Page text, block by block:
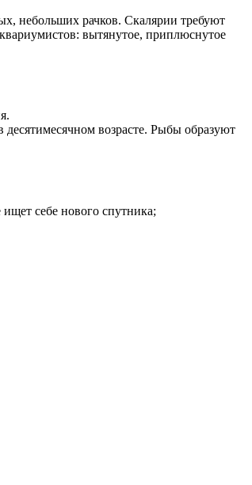
небольших рачков. Скалярии требуют
вытянутое, приплюснутое
возрасте. Рыбы образуют
себе нового спутника;